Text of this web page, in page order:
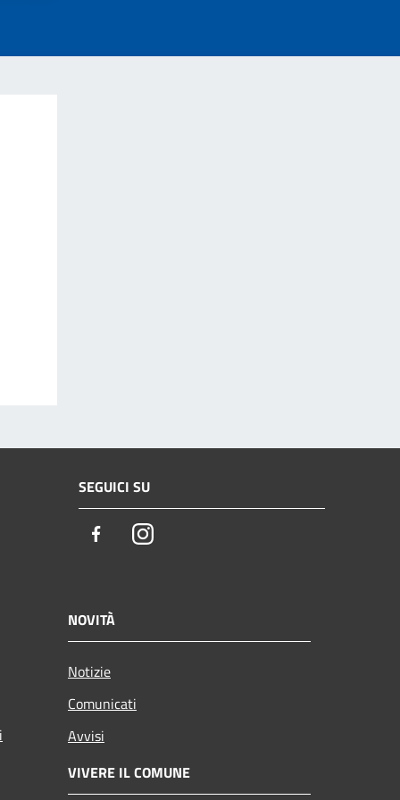
SEGUICI SU
FacebookInstagram
NOVITÀ
Notizie
Comunicati
Avvisi
VIVERE IL COMUNE